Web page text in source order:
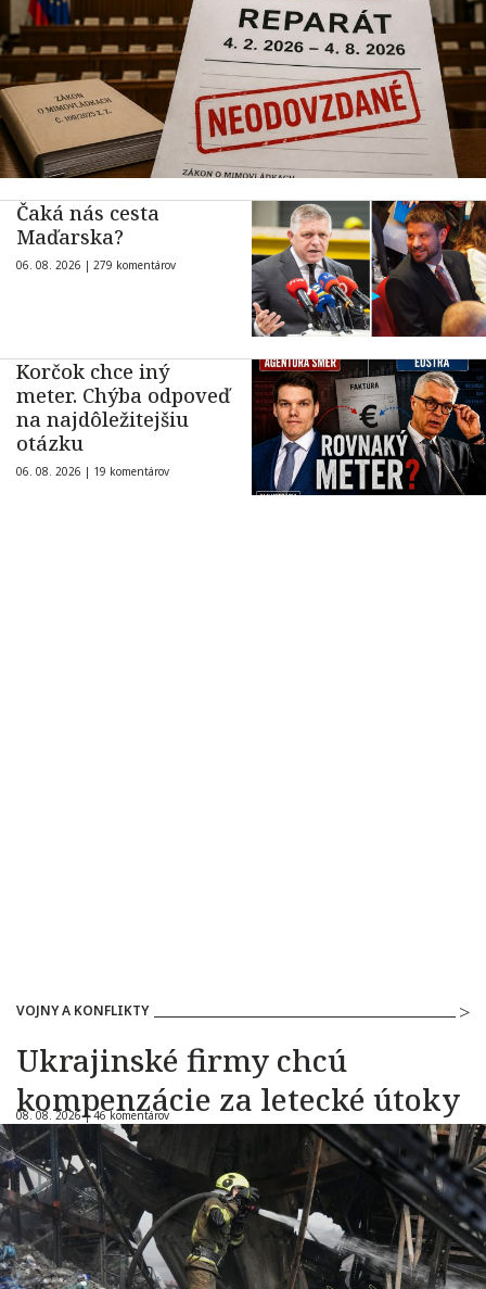
Čaká nás cesta
Maďarska?
06. 08. 2026 | 279 komentárov
Korčok chce iný
meter. Chýba odpoveď
na najdôležitejšiu
otázku
06. 08. 2026 | 19 komentárov
VOJNY A KONFLIKTY
Ukrajinské firmy chcú
kompenzácie za letecké útoky
08. 08. 2026 |46 komentárov